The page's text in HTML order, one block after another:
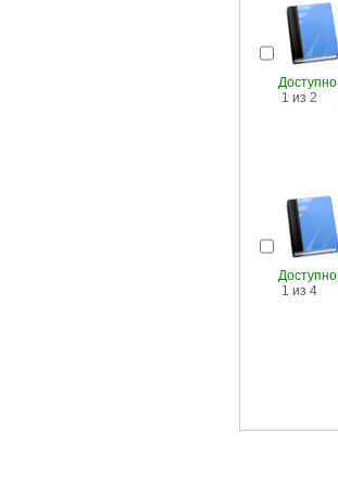
Доступно
1 из 2
Доступно
1 из 4